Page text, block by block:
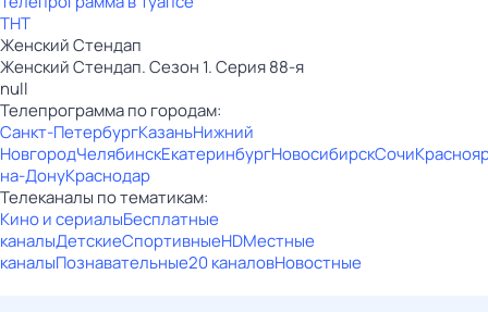
ТНТ
Женский Стендап
Женский Стендап. Сезон 1. Серия 88-я
null
Телепрограмма по городам:
Санкт-ПетербургКазаньНижний
НовгородЧелябинскЕкатеринбургНовосибирскСочи
на-ДонуКраснодар
Телеканалы по тематикам:
Кино и сериалыБесплатные
каналыДетскиеСпортивныеHDМестные
каналыПознавательные20 каналовНовостные